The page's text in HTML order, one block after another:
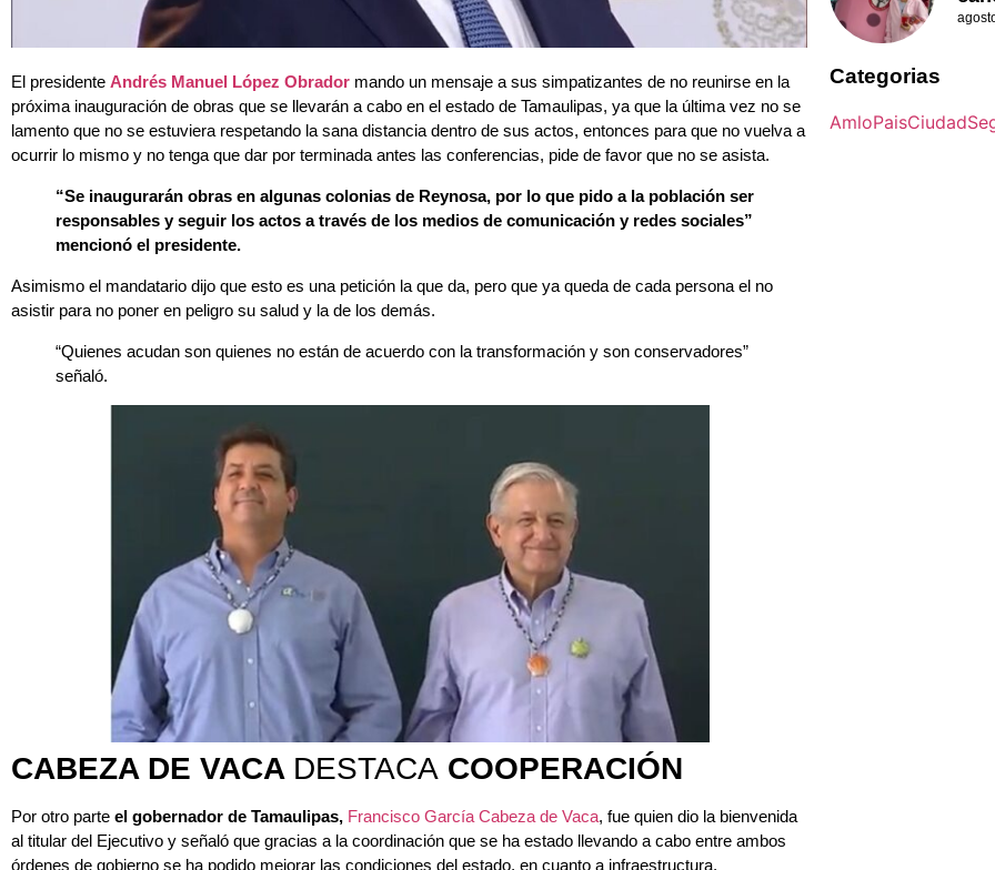
El presidente Andrés Manuel López Obrador mando un mensaje a sus simpatizantes de no reunirse en la
próxima inauguración de obras que se llevarán a cabo en el estado de Tamaulipas, ya que la última vez no se
lamento que no se estuviera respetando la sana distancia dentro de sus actos, entonces para que no vuelva a
ocurrir lo mismo y no tenga que dar por terminada antes las conferencias, pide de favor que no se asista.
“Se inaugurarán obras en algunas colonias de Reynosa, por lo que pido a la población ser
responsables y seguir los actos a través de los medios de comunicación y redes sociales”
mencionó el presidente.
Asimismo el mandatario dijo que esto es una petición la que da, pero que ya queda de cada persona el no
asistir para no poner en peligro su salud y la de los demás.
“Quienes acudan son quienes no están de acuerdo con la transformación y son conservadores”
señaló.
CABEZA DE VACA DESTACA COOPERACIÓN
Por otro parte el gobernador de Tamaulipas, Francisco García Cabeza de Vaca, fue quien dio la bienvenida
al titular del Ejecutivo y señaló que gracias a la coordinación que se ha estado llevando a cabo entre ambos
órdenes de gobierno se ha podido mejorar las condiciones del estado, en cuanto a infraestructura.
Categorias
AmloPaisCiudad